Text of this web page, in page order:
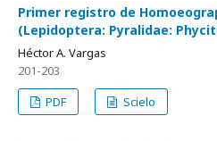
Primer registro de
(Lepidoptera: Pyralidae:
Héctor A. Vargas
201-203
PDF
Scielo